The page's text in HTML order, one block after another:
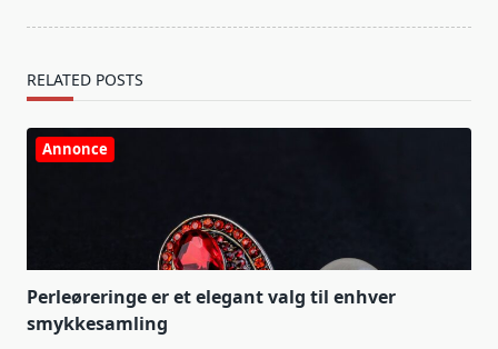
RELATED POSTS
Annonce
Perleøreringe er et elegant valg til enhver
smykkesamling